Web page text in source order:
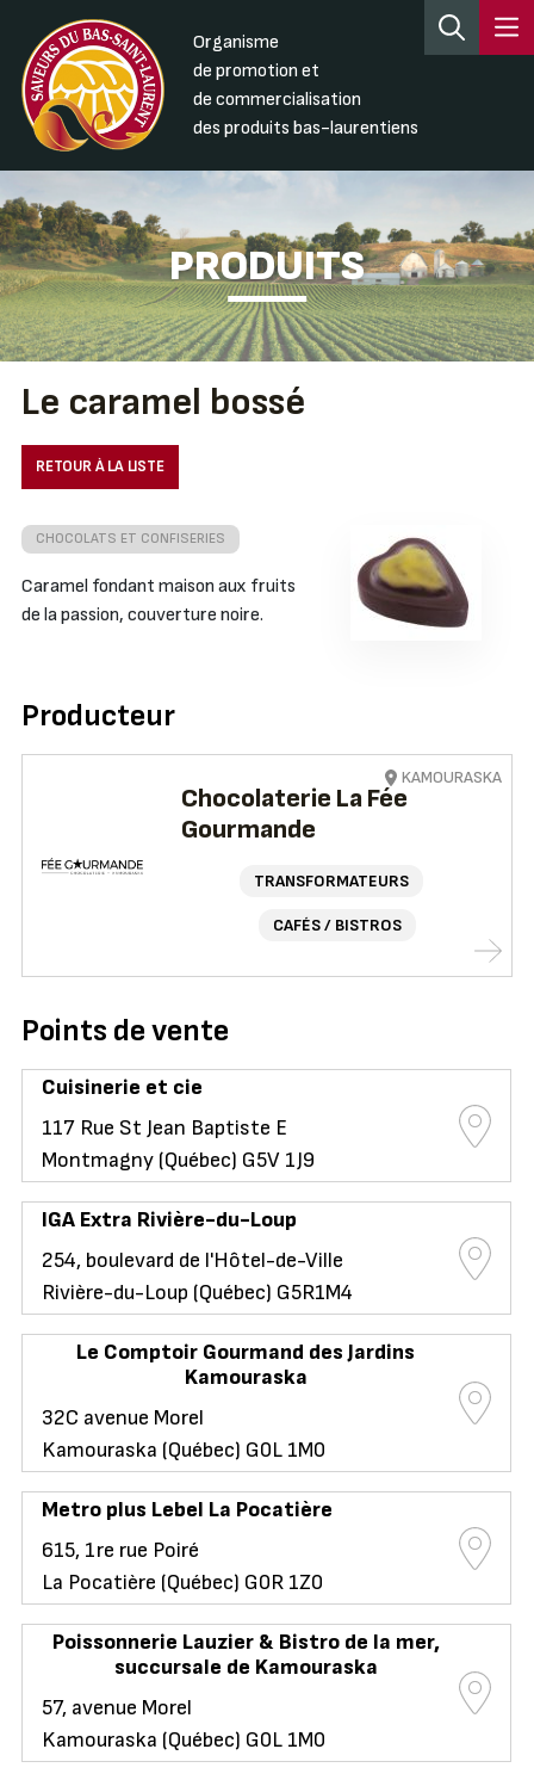
Organisme
de promotion et
de commercialisation
des produits bas-laurentiens
PRODUITS
Le caramel bossé
RETOUR À LA LISTE
CHOCOLATS ET CONFISERIES
Caramel fondant maison aux fruits
de la passion, couverture noire.
Producteur
Chocolaterie La Fée
Gourmande
TRANSFORMATEURS
CAFÉS / BISTROS
KAMOURASKA
Points de vente
Cuisinerie et cie
117 Rue St Jean Baptiste E
Montmagny (Québec) G5V 1J9
IGA Extra Rivière-du-Loup
254, boulevard de l'Hôtel-de-Ville
Rivière-du-Loup (Québec) G5R1M4
Le Comptoir Gourmand des Jardins
Kamouraska
32C avenue Morel
Kamouraska (Québec) G0L 1M0
Metro plus Lebel La Pocatière
615, 1re rue Poiré
La Pocatière (Québec) G0R 1Z0
Poissonnerie Lauzier & Bistro de la mer,
succursale de Kamouraska
57, avenue Morel
Kamouraska (Québec) G0L 1M0